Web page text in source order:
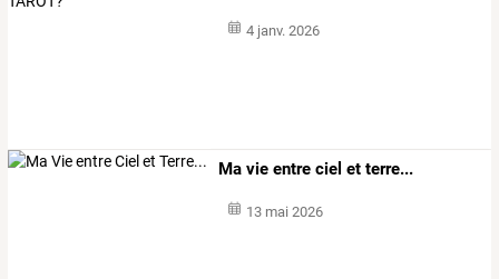
4 janv. 2026
Ma vie entre ciel et terre...
13 mai 2026